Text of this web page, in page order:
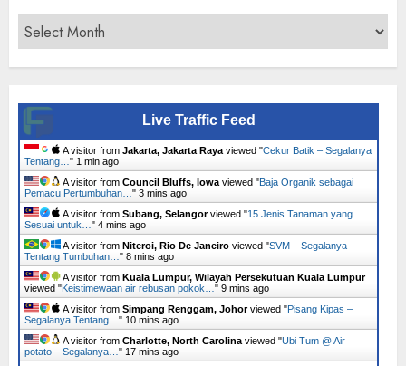
Archives
Live Traffic Feed
A visitor from Jakarta, Jakarta Raya viewed "Cekur Batik – Segalanya
Tentang… " 1 min ago
A visitor from Council Bluffs, Iowa viewed "Baja Organik sebagai
Pemacu Pertumbuhan… " 3 mins ago
A visitor from Subang, Selangorviewed "15 Jenis Tanaman yang
Sesuai untuk… " 4 mins ago
A visitor from Niteroi, Rio De Janeiro viewed "SVM – Segalanya
Tentang Tumbuhan… " 8 mins ago
A visitor from Kuala Lumpur, Wilayah Persekutuan Kuala Lumpur
viewed "Keistimewaan air rebusan pokok… " 9 mins ago
A visitor from Simpang Renggam, Johorviewed "Pisang Kipas –
Segalanya Tentang… " 10 mins ago
A visitor from Charlotte, North Carolina viewed "Ubi Tum @ Air
potato – Segalanya… " 17 mins ago